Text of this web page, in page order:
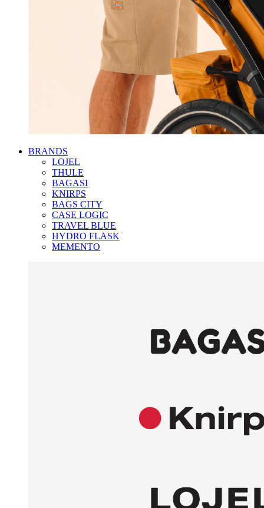
BRANDS
LOJEL
THULE
BAGASI
KNIRPS
BAGS CITY
CASE LOGIC
TRAVEL BLUE
HYDRO FLASK
MEMENTO